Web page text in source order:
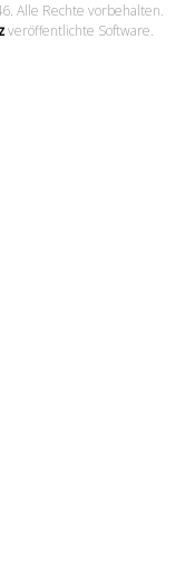
Alle Rechte vorbehalten.
veröffentlichte Software.